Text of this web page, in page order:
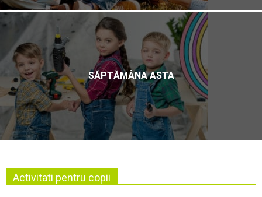
SĂPTĂMÂNA ASTA
Activitati pentru copii